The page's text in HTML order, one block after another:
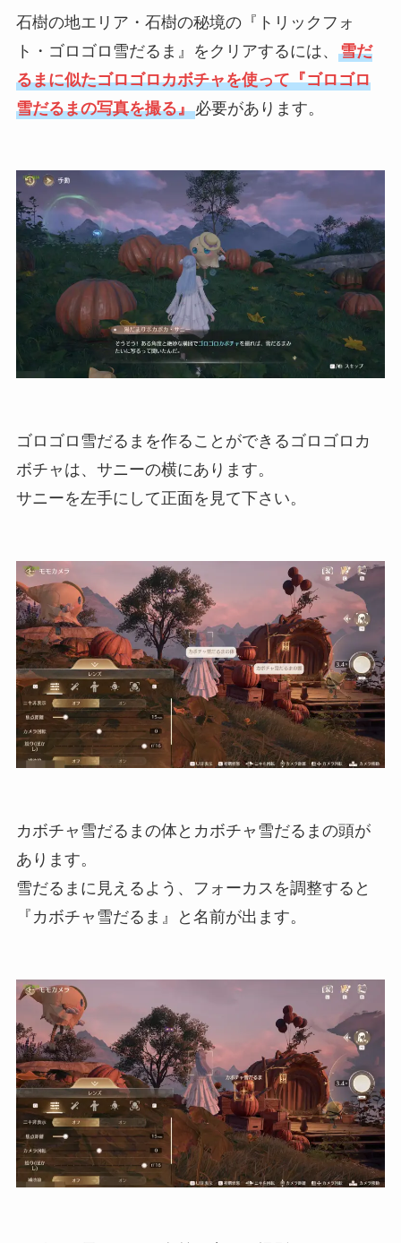
石樹の地エリア・石樹の秘境の『トリックフォ
ト・ゴロゴロ雪だるま』をクリアするには、 雪だ
るまに似たゴロゴロカボチャを使って『ゴロゴロ
雪だるまの写真を撮る』必要があります。
ゴロゴロ雪だるまを作ることができるゴロゴロカ
ボチャは、サニーの横にあります。
サニーを左手にして正面を見て下さい。
カボチャ雪だるまの体とカボチャ雪だるまの頭が
あります。
雪だるまに見えるよう、フォーカスを調整すると
『カボチャ雪だるま』と名前が出ます。